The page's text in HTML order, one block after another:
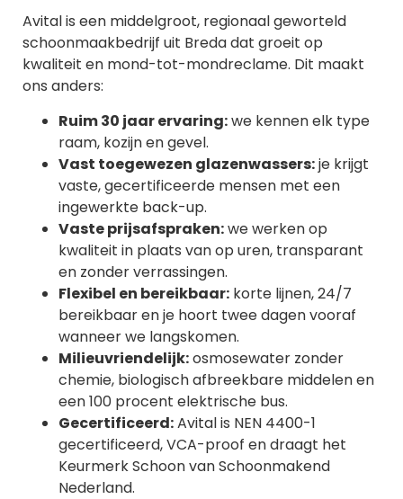
Avital is een middelgroot, regionaal geworteld
schoonmaakbedrijf uit Breda dat groeit op
kwaliteit en mond-tot-mondreclame. Dit maakt
ons anders:
Ruim 30 jaar ervaring:we kennen elk type
raam, kozijn en gevel.
Vast toegewezen glazenwassers:je krijgt
vaste, gecertificeerde mensen met een
ingewerkte back-up.
Vaste prijsafspraken:we werken op
kwaliteit in plaats van op uren, transparant
en zonder verrassingen.
Flexibel en bereikbaar: korte lijnen, 24/7
bereikbaar en je hoort twee dagen vooraf
wanneer we langskomen.
Milieuvriendelijk:osmosewater zonder
chemie, biologisch afbreekbare middelen en
een 100 procent elektrische bus.
Gecertificeerd:Avital is NEN 4400-1
gecertificeerd, VCA-proof en draagt het
Keurmerk Schoon van Schoonmakend
Nederland.